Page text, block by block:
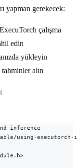
yapman gerekecek:
çalışma
edin
yükleyin
alın
inference
using-executorch-